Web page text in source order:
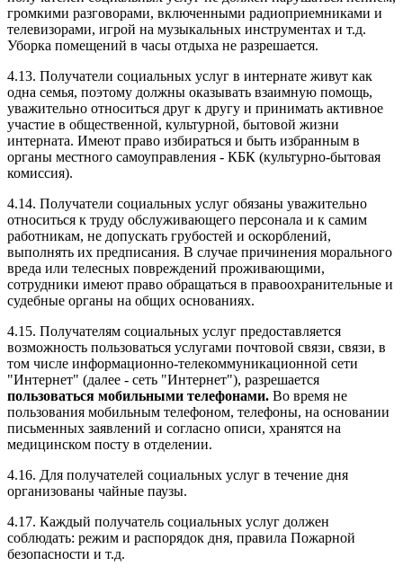
громкими разговорами, включенными радиоприемниками и
телевизорами, игрой на музыкальных инструментах и т.д.
Уборка помещений в часы отдыха не разрешается.
4.13. Получатели социальных услуг в интернате живут как
одна семья, поэтому должны оказывать взаимную помощь,
уважительно относиться друг к другу и принимать активное
участие в общественной, культурной, бытовой жизни
интерната. Имеют право избираться и быть избранным в
органы местного самоуправления - КБК (культурно-бытовая
комиссия).
4.14. Получатели социальных услуг обязаны уважительно
относиться к труду обслуживающего персонала и к самим
работникам, не допускать грубостей и оскорблений,
выполнять их предписания. В случае причинения морального
вреда или телесных повреждений проживающими,
сотрудники имеют право обращаться в правоохранительные и
судебные органы на общих основаниях.
4.15. Получателям социальных услуг предоставляется
возможность пользоваться услугами почтовой связи, связи, в
том числе информационно-телекоммуникационной сети
"Интернет" (далее - сеть "Интернет"), разрешается
пользоваться мобильными телефонами. Во время не
пользования мобильным телефоном, телефоны, на основании
письменных заявлений и согласно описи, хранятся на
медицинском посту в отделении.
4.16. Для получателей социальных услуг в течение дня
организованы чайные паузы.
4.17. Каждый получатель социальных услуг должен
соблюдать: режим и распорядок дня, правила Пожарной
безопасности и т.д.